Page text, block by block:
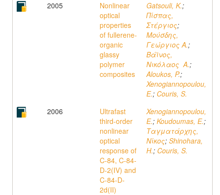
2005
Nonlinear
optical
properties
of fullerene-
organic
glassy
polymer
composites
Gatsouli, K.;
Πίσπας,
Στέργιος;
Μούσδης,
Γεώργιος Α.;
Βάϊνος,
Νικόλαος A.;
Aloukos, P.;
Xenogiannopoulou,
E.; Couris, S.
2006
Ultrafast
third-order
nonlinear
optical
response of
C-84, C-84-
D-2(IV) and
C-84-D-
2d(II)
Xenogiannopoulou,
E.; Koudoumas, E.;
Ταγματάρχης,
Νίκος; Shinohara,
H.; Couris, S.